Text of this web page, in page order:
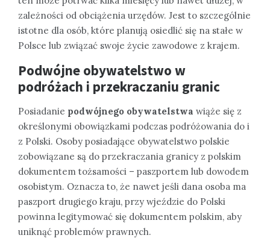
zależności od obciążenia urzędów. Jest to szczególnie
istotne dla osób, które planują osiedlić się na stałe w
Polsce lub związać swoje życie zawodowe z krajem.
Podwójne obywatelstwo w
podróżach i przekraczaniu granic
Posiadanie podwójnego obywatelstwa wiąże się z
określonymi obowiązkami podczas podróżowania do i
z Polski. Osoby posiadające obywatelstwo polskie
zobowiązane są do przekraczania granicy z polskim
dokumentem tożsamości – paszportem lub dowodem
osobistym. Oznacza to, że nawet jeśli dana osoba ma
paszport drugiego kraju, przy wjeździe do Polski
powinna legitymować się dokumentem polskim, aby
uniknąć problemów prawnych.